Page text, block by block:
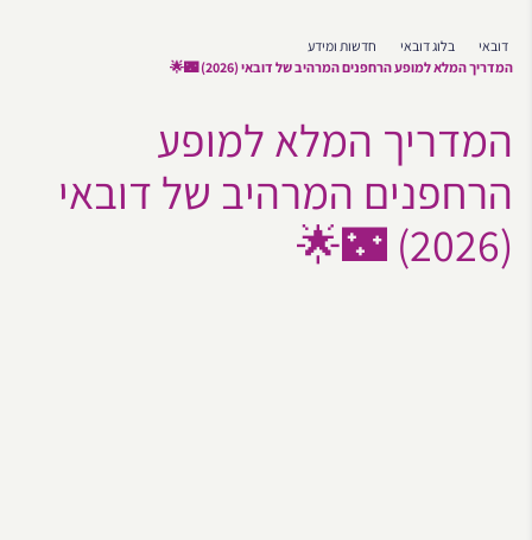
דובאי בלוג דובאי
חדשות ומידע
המדריך המלא למופע הרחפנים המרהיב של דובאי (2026) 🌃🌟
המדריך המלא למופע
הרחפנים המרהיב של דובאי
(2026) 🌃🌟